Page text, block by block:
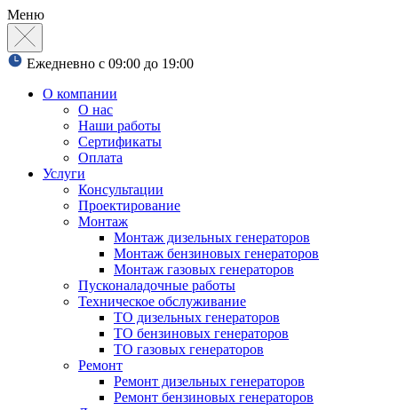
Меню
Ежедневно с 09:00 до 19:00
О компании
О нас
Наши работы
Сертификаты
Оплата
Услуги
Консультации
Проектирование
Монтаж
Монтаж дизельных генераторов
Монтаж бензиновых генераторов
Монтаж газовых генераторов
Пусконаладочные работы
Техническое обслуживание
ТО дизельных генераторов
ТО бензиновых генераторов
ТО газовых генераторов
Ремонт
Ремонт дизельных генераторов
Ремонт бензиновых генераторов